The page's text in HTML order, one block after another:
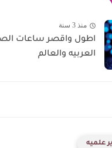
منذ 3 سنة
اطول واقصر ساعات
العربيه والعالم
علميه